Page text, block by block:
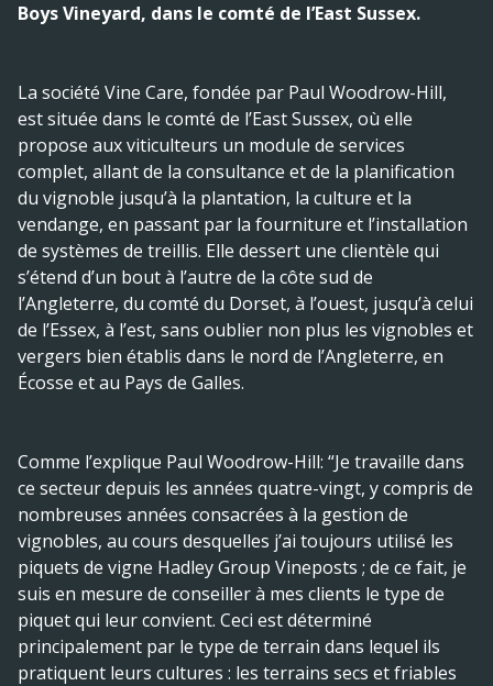
Boys Vineyard, dans le comté de l’East Sussex.
La société Vine Care, fondée par Paul Woodrow­-Hill,
est située dans le comté de l’East Sussex, où elle
propose aux viticulteurs un module de services
complet, allant de la consultance et de la planification
du vignoble jusqu’à la plantation, la culture et la
vendange, en passant par la fourniture et l’installation
de systèmes de treillis. Elle dessert une clientèle qui
s’étend d’un bout à l’autre de la côte sud de
l’Angleterre, du comté du Dorset, à l’ouest, jusqu’à celui
de l’Essex, à l’est, sans oublier non plus les vignobles et
vergers bien établis dans le nord de l’Angleterre, en
Écosse et au Pays de Galles.
Comme l’explique Paul Woodrow-­Hill: “Je travaille dans
ce secteur depuis les années quatre-vingt, y compris de
nombreuses années consacrées à la gestion de
vignobles, au cours desquelles j’ai toujours utilisé les
piquets de vigne Hadley Group Vineposts ; de ce fait, je
suis en mesure de conseiller à mes clients le type de
piquet qui leur convient. Ceci est déterminé
principalement par le type de terrain dans lequel ils
pratiquent leurs cultures : les terrains secs et friables